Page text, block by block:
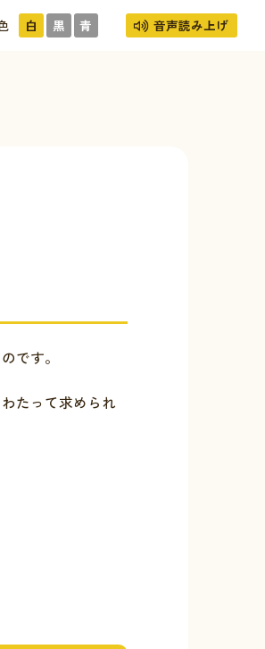
白 黒 青 音声読み上げ
です。
たって求められ